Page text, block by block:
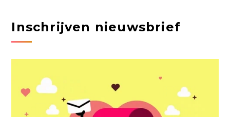
Inschrijven nieuwsbrief